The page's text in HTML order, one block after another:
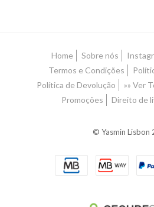
Home Sobre nós
Termos e Condições
Política de Devolução
»» Ver
Promoções
Direito de
© Yasmin Lisbon